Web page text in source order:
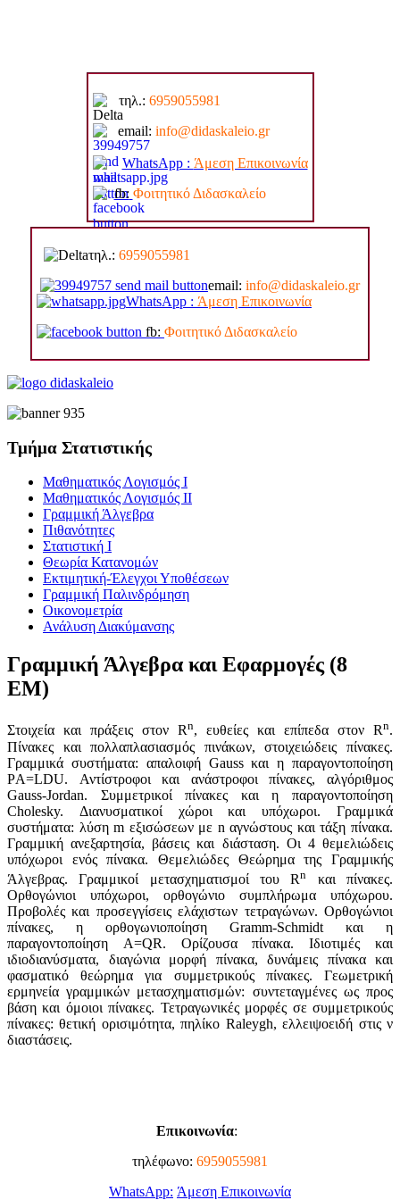
τηλ.: 6959055981
email: info@didaskaleio.gr
WhatsApp : Άμεση Επικοινωνία
fb: Φοιτητικό Διδασκαλείο
τηλ.: 6959055981
email: info@didaskaleio.gr
WhatsApp : Άμεση Επικοινωνία
fb: Φοιτητικό Διδασκαλείο
Τμήμα Στατιστικής
Μαθηματικός Λογισμός Ι
Μαθηματικός Λογισμός ΙΙ
Γραμμική Άλγεβρα
Πιθανότητες
Στατιστική Ι
Θεωρία Κατανομών
Εκτιμητική-Έλεγχοι Υποθέσεων
Γραμμική Παλινδρόμηση
Οικονομετρία
Ανάλυση Διακύμανσης
Γραμμική Άλγεβρα και Εφαρμογές (8
ΕΜ)
Στοιχεία και πράξεις στον Rn, ευθείες και επίπεδα στον Rn.
Πίνακες και πολλαπλασιασμός πινάκων, στοιχειώδεις πίνακες.
Γραμμικά συστήματα: απαλοιφή Gauss και η παραγοντοποίηση
PΑ=LDU. Αντίστροφοι και ανάστροφοι πίνακες, αλγόριθμος
Gauss-Jordan. Συμμετρικοί πίνακες και η παραγοντοποίηση
Cholesky. Διανυσματικοί χώροι και υπόχωροι. Γραμμικά
συστήματα: λύση m εξισώσεων με n αγνώστους και τάξη πίνακα.
Γραμμική ανεξαρτησία, βάσεις και διάσταση. Οι 4 θεμελιώδεις
υπόχωροι ενός πίνακα. Θεμελιώδες Θεώρημα της Γραμμικής
Άλγεβρας. Γραμμικοί μετασχηματισμοί του Rn
και πίνακες.
Ορθογώνιοι υπόχωροι, ορθογώνιο συμπλήρωμα υπόχωρου.
Προβολές και προσεγγίσεις ελάχιστων τετραγώνων. Ορθογώνιοι
πίνακες, η ορθογωνιοποίηση Gramm-Schmidt και η
παραγοντοποίηση A=QR. Ορίζουσα πίνακα. Ιδιοτιμές και
ιδιοδιανύσματα, διαγώνια μορφή πίνακα, δυνάμεις πίνακα και
φασματικό θεώρημα για συμμετρικούς πίνακες. Γεωμετρική
ερμηνεία γραμμικών μετασχηματισμών: συντεταγμένες ως προς
βάση και όμοιοι πίνακες. Τετραγωνικές μορφές σε συμμετρικούς
πίνακες: θετική ορισιμότητα, πηλίκο Raleygh, ελλειψοειδή στις ν
διαστάσεις.
Επικοινωνία:
τηλέφωνο: 6959055981
WhatsApp: Άμεση Επικοινωνία